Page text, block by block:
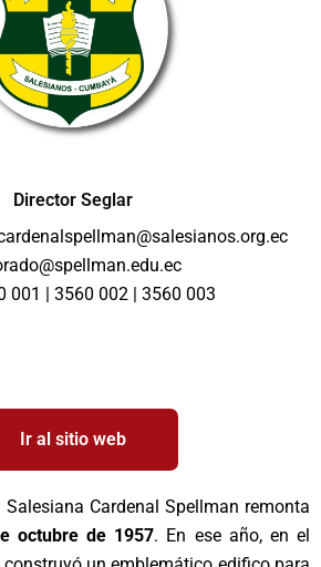
Director Seglar
001 | 3560 002 | 3560 003
Ir al sitio web
Cardenal Spellman remonta
octubre de 1957. En ese año, en el